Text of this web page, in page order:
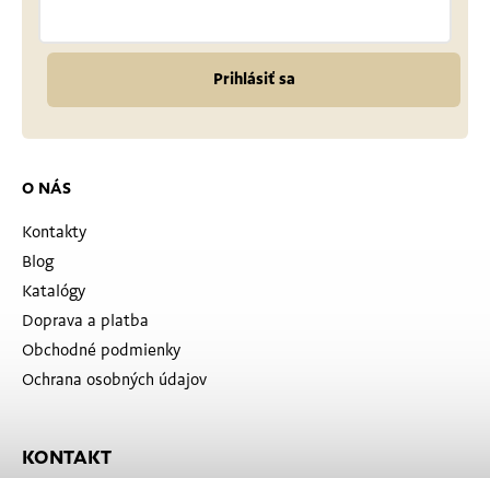
O NÁS
Kontakty
Blog
Katalógy
Doprava a platba
Obchodné podmienky
Ochrana osobných údajov
KONTAKT
Prihlásiť sa